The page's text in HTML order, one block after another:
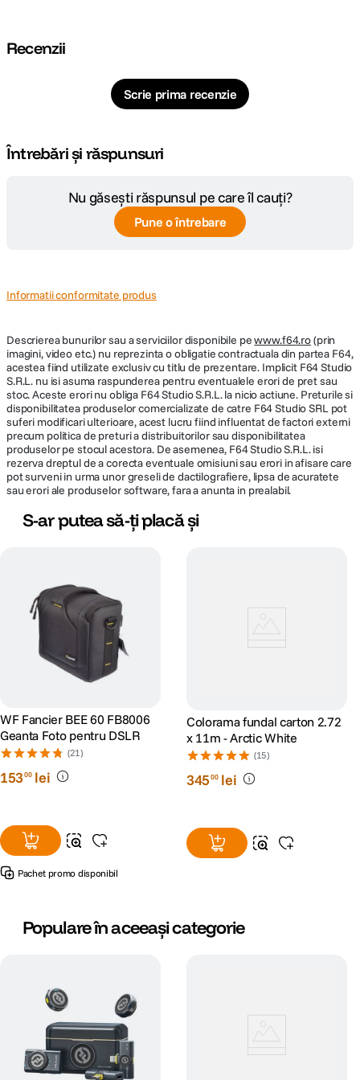
DETALII PRODUCATOR
Cod producator MIC-GO-WL-48-BK
Recenzii
Scrie prima recenzie
Întrebări și răspunsuri
Nu găsești răspunsul pe care îl cauți?
Pune o întrebare
Informatii conformitate produs
Descrierea bunurilor sau a serviciilor disponibile pewww.f64.ro(prin
imagini, video etc.) nu reprezinta o obligatie contractuala din partea F64,
acestea fiind utilizate exclusiv cu titlu de prezentare. Implicit F64 Studio
S.R.L. nu isi asuma raspunderea pentru eventualele erori de pret sau
stoc. Aceste erori nu obliga F64 Studio S.R.L. la nicio actiune. Preturile si
disponibilitatea produselor comercializate de catre F64 Studio SRL pot
suferi modificari ulterioare, acest lucru fiind influentat de factori externi
precum politica de preturi a distribuitorilor sau disponibilitatea
produselor pe stocul acestora. De asemenea, F64 Studio S.R.L. isi
rezerva dreptul de a corecta eventuale omisiuni sau erori in afisare care
pot surveni in urma unor greseli de dactilografiere, lipsa de acuratete
sau erori ale produselor software, fara a anunta in prealabil.
S-ar putea să-ți placă și
WF Fancier BEE 60 FB8006
Geanta Foto pentru DSLR
(21)
15300 lei
Pachet promo disponibil
Colorama fundal carton 2.72
x 11m - Arctic White
(15)
34500 lei
Populare în aceeași categorie